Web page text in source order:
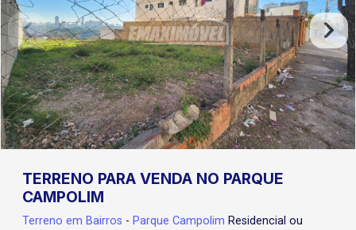
TERRENO PARA VENDA NO PARQUE
CAMPOLIM
Terreno em Bairros - Parque Campolim Residencial ou